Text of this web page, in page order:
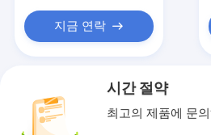
지금 연락
시간 절약
최고의 제품에 문